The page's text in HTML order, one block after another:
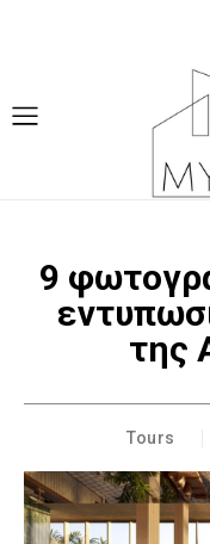
9
της
Tours